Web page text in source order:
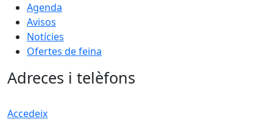
Agenda
Avisos
Notícies
Ofertes de feina
Adreces i telèfons
Accedeix